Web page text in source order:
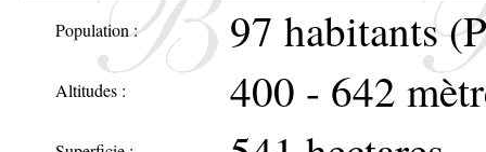
Population :
97 habitants
Altitudes : 400 - 642